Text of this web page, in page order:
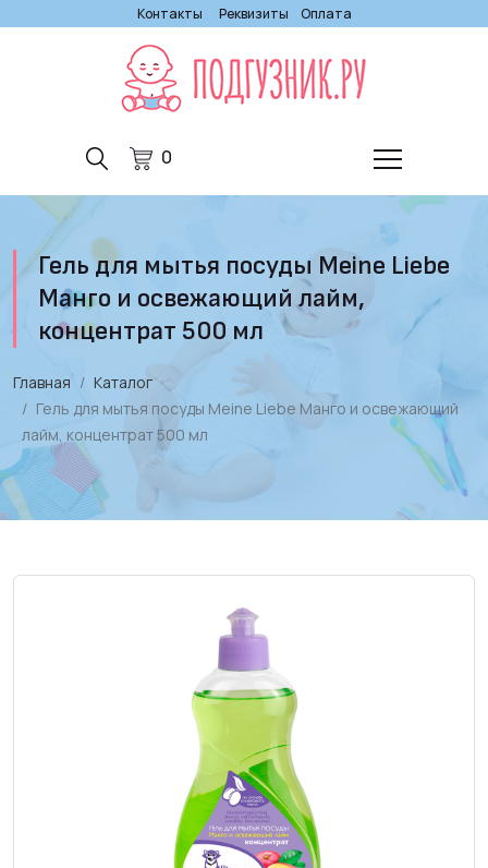
Контакты Реквизиты Оплата
0
Гель для мытья посуды Meine Liebe
Манго и освежающий лайм,
концентрат 500 мл
Главная
Каталог
Гель для мытья посуды Meine Liebe Манго и освежающий
лайм, концентрат 500 мл